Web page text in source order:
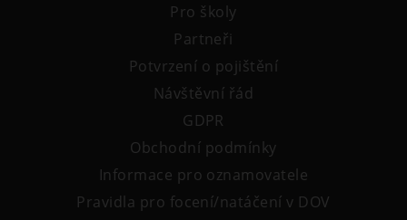
CØKAFE Dolní Vítkovice
Hotel VP1
Vila Liběna
Pro školy
Partneři
Potvrzení o pojištění
Návštěvní řád
GDPR
Obchodní podmínky
Informace pro oznamovatele
Pravidla pro focení/natáčení v DOV